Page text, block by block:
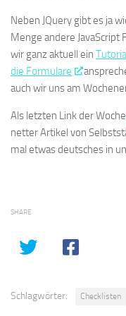
Neben JQuery gibt es ja
Menge andere
wir ganz aktuell ein
die Formulare
auch wir uns am
Als letzten Link der
netter Artikel von
mal etwas deutsches in
SHARE
Schlagwörter: Checklisten